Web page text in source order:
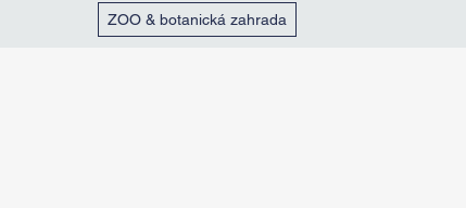
ZOO & botanická zahrada